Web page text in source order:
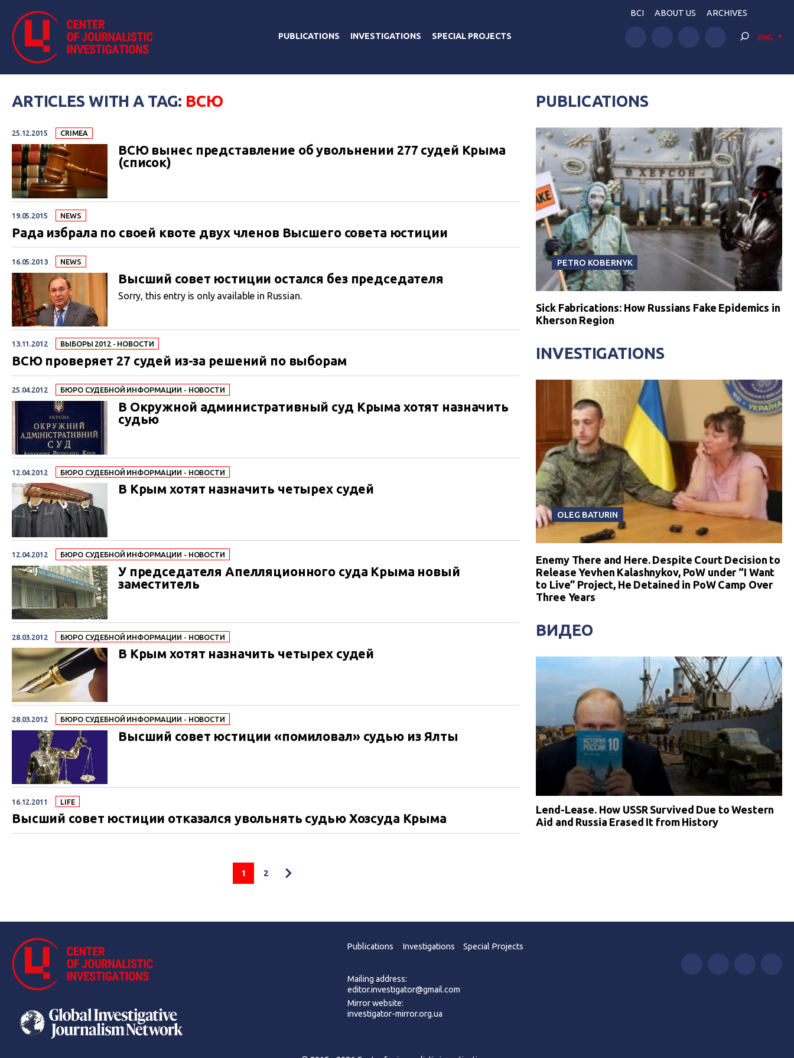
PUBLICATIONS INVESTIGATIONS SPECIAL PROJECTS
BCI ABOUT US ARCHIVES
ENG
ARTICLES WITH A TAG: ВСЮ
25.12.2015 CRIMEA
ВСЮ вынес представление об увольнении 277 судей Крыма
(список)
19.05.2015 NEWS
Рада избрала по своей квоте двух членов Высшего совета юстиции
16.05.2013 NEWS
Высший совет юстиции остался без председателя
Sorry, this entry is only available in Russian.
13.11.2012 ВЫБОРЫ 2012 - НОВОСТИ
ВСЮ проверяет 27 судей из-за решений по выборам
25.04.2012 БЮРО СУДЕБНОЙ ИНФОРМАЦИИ - НОВОСТИ
В Окружной административный суд Крыма хотят назначить
судью
12.04.2012 БЮРО СУДЕБНОЙ ИНФОРМАЦИИ - НОВОСТИ
В Крым хотят назначить четырех судей
12.04.2012 БЮРО СУДЕБНОЙ ИНФОРМАЦИИ - НОВОСТИ
У председателя Апелляционного суда Крыма новый
заместитель
28.03.2012 БЮРО СУДЕБНОЙ ИНФОРМАЦИИ - НОВОСТИ
В Крым хотят назначить четырех судей
28.03.2012 БЮРО СУДЕБНОЙ ИНФОРМАЦИИ - НОВОСТИ
Высший совет юстиции «помиловал» судью из Ялты
16.12.2011 LIFE
Высший совет юстиции отказался увольнять судью Хозсуда Крыма
1 2
PUBLICATIONS
PETRO KOBERNYK
Sick Fabrications: How Russians Fake Epidemics in
Kherson Region
INVESTIGATIONS
OLEG BATURIN
Enemy There and Here. Despite Court Decision to
Release Yevhen Kalashnykov, PoW under “I Want
to Live” Project, He Detained in PoW Camp Over
Three Years
ВИДЕО
Lend-Lease. How USSR Survived Due to Western
Aid and Russia Erased It from History
Publications Investigations Special Projects
Mailing address:
editor.investigator@gmail.com
Mirror website:
investigator-mirror.org.ua